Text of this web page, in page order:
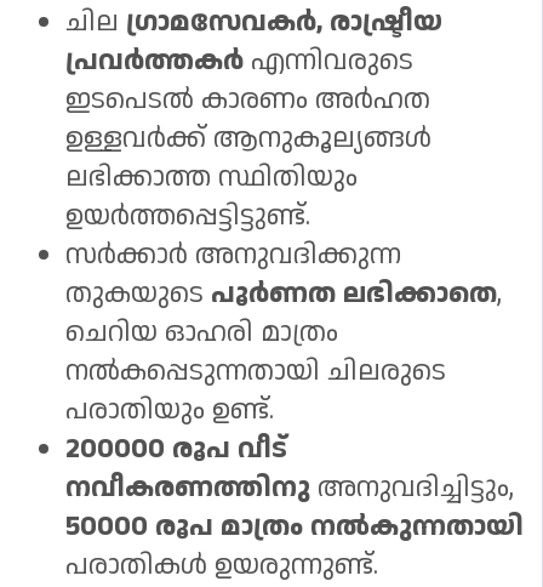
ചില ഗ്രാമസേവകർ, രാഷ്ട്രീയ
പ്രവർത്തകർ എന്നിവരുടെ
ഇടപെടൽ കാരണം അർഹത
ഉള്ളവർക്ക് ആനുകൂല്യങ്ങൾ
ലഭിക്കാത്ത സ്ഥിതിയും
ഉയർത്തപ്പെട്ടിട്ടുണ്ട്.
സർക്കാർ അനുവദിക്കുന്ന
തുകയുടെ പൂർണത ലഭിക്കാതെ,
ചെറിയ ഓഹരി മാത്രം
നൽകപ്പെടുന്നതായി ചിലരുടെ
പരാതിയും ഉണ്ട്.
200000 രൂപ വീട്
നവീകരണത്തിനു അനുവദിച്ചിട്ടും,
50000 രൂപ മാത്രം നൽകുന്നതായി
പരാതികൾ ഉയരുന്നുണ്ട്.